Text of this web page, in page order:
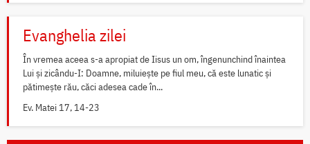
Evanghelia zilei
În vremea aceea s-a apropiat de Iisus un om, îngenunchind înaintea
Lui și zicându-I: Doamne, miluiește pe fiul meu, că este lunatic și
pătimește rău, căci adesea cade în...
Ev. Matei 17, 14-23